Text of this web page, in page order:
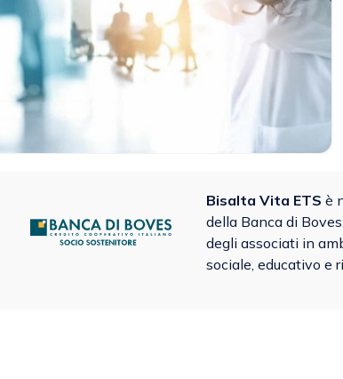
Bisalta Vita ETS è
della Banca di
degli associati in
sociale, educativo e